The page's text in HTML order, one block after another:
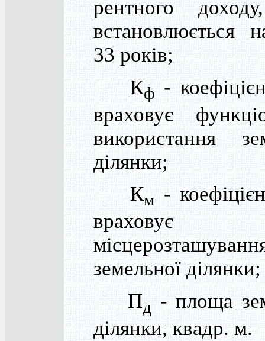
рентного
встановлюється
33 років;
Кф -
враховує
використання
ділянки;
Км -
враховує
земельної ділянки;
Пд - площа
ділянки, квадр. м.